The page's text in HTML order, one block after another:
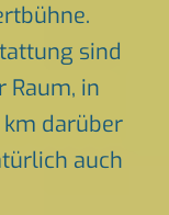
sind
Raum, in
km darüber
auch